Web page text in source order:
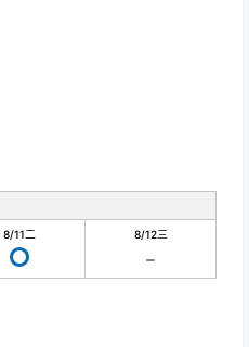
8/11二 8/12三